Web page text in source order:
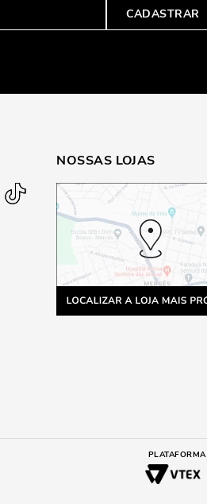
CADASTRAR
NOSSAS LOJAS
PLATAFORMA